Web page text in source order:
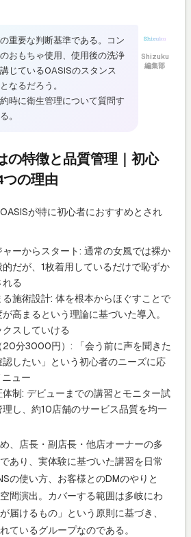
Shizuku
編集部
重要な判断基準である。コン
おもちゃ使用、使用後の洗浄
じているOASISのスタンス
なるだろう。
時に衛生管理について質問す
。
の特徴と品質管理｜初心
の理由
が特に初心者におすすめとされ
ーからスタート: 通常の女風では裸か
だが、1枚着用しているだけで恥ずか
る
施術設計: 体を根本からほぐすことで
高まるという理論に基づいた導入。
スしていける
20分3000円）: 「会う前に声を聞きた
したい」という初心者のニーズに応
ュー
制: デビューまでの講習とモニター試
し、約10店舗のサービス品質を均一
、店長・副店長・他店オーナーの多
あり、実体験に基づいた講習を日常
の使い方、お客様とのDMのやりと
間演出。カバーする範囲は多岐にわ
届けるもの」という原則に基づき、
ているグループなのである。